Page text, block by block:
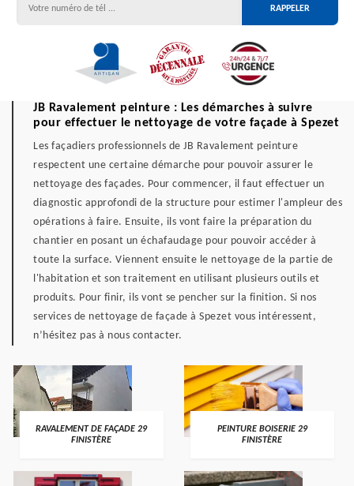
JB Ravalement peinture : Les démarches à suivre
pour effectuer le nettoyage de votre façade à Spezet
Les façadiers professionnels de JB Ravalement peinture
respectent une certaine démarche pour pouvoir assurer le
nettoyage des façades. Pour commencer, il faut effectuer un
diagnostic approfondi de la structure pour estimer l'ampleur des
opérations à faire. Ensuite, ils vont faire la préparation du
chantier en posant un échafaudage pour pouvoir accéder à
toute la surface. Viennent ensuite le nettoyage de la partie de
l'habitation et son traitement en utilisant plusieurs outils et
produits. Pour finir, ils vont se pencher sur la finition. Si nos
services de nettoyage de façade à Spezet vous intéressent,
n’hésitez pas à nous contacter.
RAVALEMENT DE FAÇADE 29
FINISTÈRE
PEINTURE BOISERIE 29
FINISTÈRE